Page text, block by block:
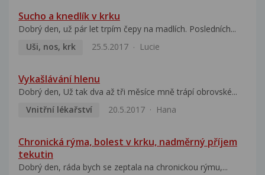
Sucho a knedlík v krku
Dobrý den, už pár let trpím čepy na madlích. Posledních...
Uši, nos, krk
25.5.2017 Lucie
Vykašlávání hlenu
Dobrý den, Už tak dva až tři měsíce mně trápí obrovské...
Vnitřní lékařství
20.5.2017 Hana
Chronická rýma, bolest v krku, nadměrný příjem
tekutin
Dobrý den, ráda bych se zeptala na chronickou rýmu,...